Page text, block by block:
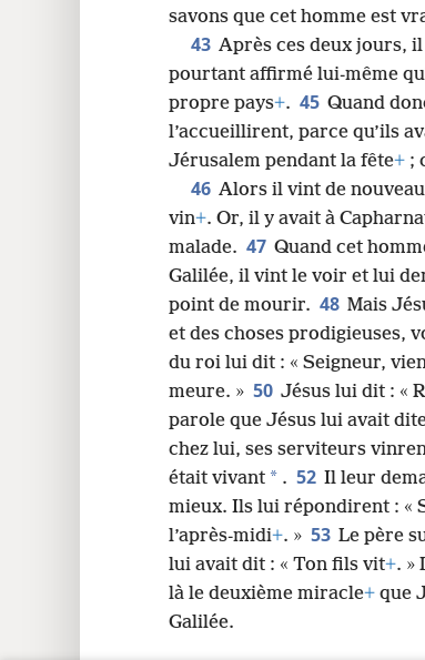
savons que cet homme est
43 Après ces deux jours,
pourtant affirmé lui-même
propre pays+. 45 Quand
l’accueillirent, parce qu’ils
Jérusalem pendant la fête+ ;
46 Alors il vint de nouveau
vin+. Or, il y avait à
malade. 47 Quand cet
Galilée, il vint le voir et lui
point de mourir. 48 Mais
et des choses prodigieuses,
du roi lui dit : « Seigneur,
meure. » 50 Jésus lui dit : «
parole que Jésus lui avait
chez lui, ses serviteurs
était vivant * . 52 Il leur
mieux. Ils lui répondirent : «
l’après-midi+. » 53 Le père
lui avait dit : « Ton fils vit+. »
là le deuxième miracle+ que
Galilée.